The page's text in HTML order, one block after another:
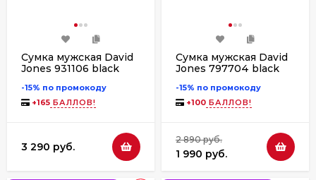
Сумка мужская David
Jones 931106 black
-15% по промокоду
+165 БАЛЛОВ!
3 290 руб.
Сумка мужская David
Jones 797704 black
-15% по промокоду
+100 БАЛЛОВ!
2 890 руб.
1 990 руб.